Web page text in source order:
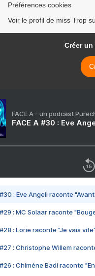
Préférences cookies
Voir le profil de miss Trop
Créer
FACE A - un podcast
FACE A #30 : Eve
#30 : Eve Angeli raconte
#29 : MC Solaar raconte
#28 : Lorie raconte "Je vais vite"
#27 : Christophe Willem
#26 : Chimène Badi raconte